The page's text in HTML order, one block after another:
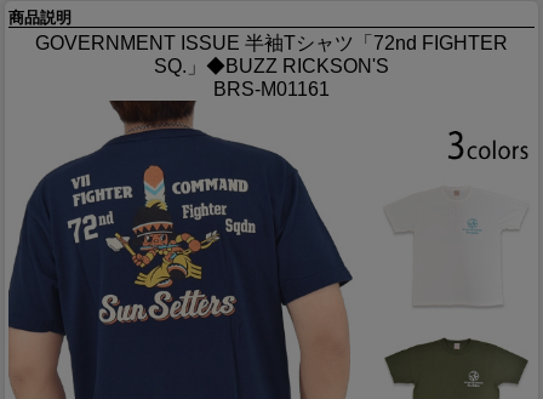
商品説明
GOVERNMENT ISSUE 半袖Tシャツ「72nd FIGHTER
SQ.」◆BUZZ RICKSON'S
BRS-M01161